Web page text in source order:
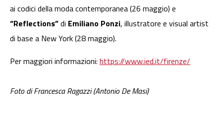
ai codici della moda contemporanea (26 maggio) e
“Reflections”di Emiliano Ponzi, illustratore e visual artist
di base a New York (28 maggio).
Per maggiori informazioni: https://www.ied.it/firenze/
Foto di Francesca Ragazzi (Antonio De Masi)